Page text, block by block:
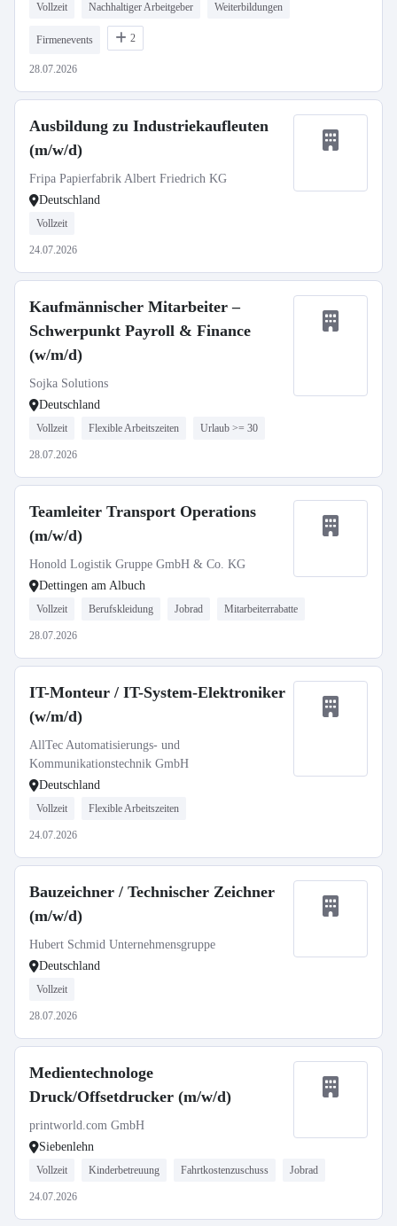
Vollzeit Nachhaltiger Arbeitgeber Weiterbildungen
Firmenevents 2
28.07.2026
Ausbildung zu Industriekaufleuten
(m/w/d)
Fripa Papierfabrik Albert Friedrich KG
Deutschland
Vollzeit
24.07.2026
Kaufmännischer Mitarbeiter –
Schwerpunkt Payroll & Finance
(w/m/d)
Sojka Solutions
Deutschland
Vollzeit Flexible Arbeitszeiten Urlaub >= 30
28.07.2026
Teamleiter Transport Operations
(m/w/d)
Honold Logistik Gruppe GmbH & Co. KG
Dettingen am Albuch
Vollzeit Berufskleidung Jobrad Mitarbeiterrabatte
28.07.2026
IT-Monteur / IT-System-Elektroniker
(w/m/d)
AllTec Automatisierungs- und
Kommunikationstechnik GmbH
Deutschland
Vollzeit Flexible Arbeitszeiten
24.07.2026
Bauzeichner / Technischer Zeichner
(m/w/d)
Hubert Schmid Unternehmensgruppe
Deutschland
Vollzeit
28.07.2026
Medientechnologe
Druck/Offsetdrucker (m/w/d)
printworld.com GmbH
Siebenlehn
Vollzeit Kinderbetreuung Fahrtkostenzuschuss Jobrad
24.07.2026